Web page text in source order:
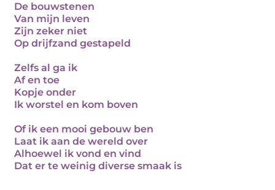
De bouwstenen
Van mijn leven
Zijn zeker niet
Op drijfzand gestapeld
Zelfs al ga ik
Af en toe
Kopje onder
Ik worstel en kom boven
Of ik een mooi gebouw ben
Laat ik aan de wereld over
Alhoewel ik vond en vind
Dat er te weinig diverse smaak is